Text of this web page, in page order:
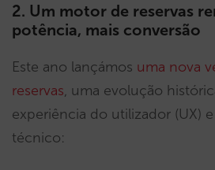
2. Um motor de reservas
potência, mais conversão
Este ano lançámos uma nova
reservas, uma evolução
experiência do utilizador (UX)
técnico: